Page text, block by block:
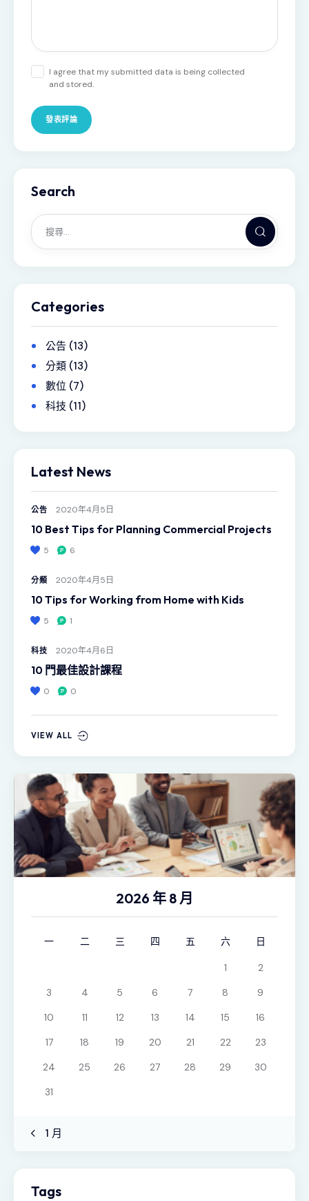
I agree that my submitted data is being collected
and stored.
Search
Categories
公告 (13)
分類 (13)
數位 (7)
科技 (11)
Latest News
公告 2020年4月5日
10 Best Tips for Planning Commercial Projects
5 6
分類 2020年4月5日
10 Tips for Working from Home with Kids
5 1
科技 2020年4月6日
10 門最佳設計課程
0 0
VIEW ALL
2026 年 8 月
一 二 三 四 五 六 日
1
2
3
4 5 6 7 8
9
10
11 12 13 14 15
16
17
18 19 20 21 22
23
24
25 26 27 28 29
30
31
« 1 月
Tags